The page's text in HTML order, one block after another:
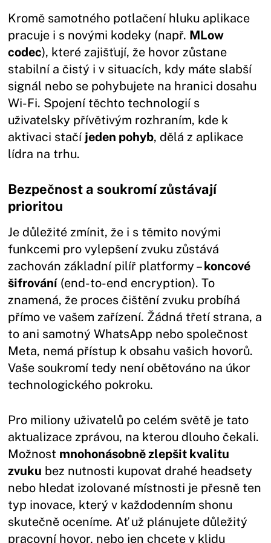
Kromě samotného potlačení hluku aplikace
pracuje i s novými kodeky (např. MLow
codec), které zajišťují, že hovor zůstane
stabilní a čistý i v situacích, kdy máte slabší
signál nebo se pohybujete na hranici dosahu
Wi-Fi. Spojení těchto technologií s
uživatelsky přívětivým rozhraním, kde k
aktivaci stačí jeden pohyb, dělá z aplikace
lídra na trhu.
Bezpečnost a soukromí zůstávají
prioritou
Je důležité zmínit, že i s těmito novými
funkcemi pro vylepšení zvuku zůstává
zachován základní pilíř platformy –koncové
šifrování (end-to-end encryption). To
znamená, že proces čištění zvuku probíhá
přímo ve vašem zařízení. Žádná třetí strana, a
to ani samotný WhatsApp nebo společnost
Meta, nemá přístup k obsahu vašich hovorů.
Vaše soukromí tedy není obětováno na úkor
technologického pokroku.
Pro miliony uživatelů po celém světě je tato
aktualizace zprávou, na kterou dlouho čekali.
Možnost mnohonásobně zlepšit kvalitu
zvuku bez nutnosti kupovat drahé headsety
nebo hledat izolované místnosti je přesně ten
typ inovace, který v každodenním shonu
skutečně oceníme. Ať už plánujete důležitý
pracovní hovor, nebo jen chcete v klidu